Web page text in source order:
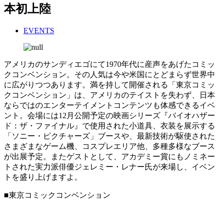
本初上陸
EVENTS
アメリカのサンディエゴにて1970年代に産声をあげたコミッ
クコンベンション。その人気は今や米国にとどまらず世界中
に広がりつつあります。満を持して開催される「東京コミッ
クコンベンション」は、アメリカのテイストを失わず、日本
ならではのエンターテイメントコンテンツも体感できるイベ
ント。会場には12月公開予定の映画シリーズ『バイオハザー
ド：ザ・ファイナル』で使用された小道具、衣装を展示する
「ソニー・ピクチャーズ」ブースや、最新技術が駆使された
さまざまなゲーム機、コスプレエリア他、多種多様なブース
が出展予定。またゲストとして、アカデミー賞にもノミネー
トされた実力派俳優ジェレミー・レナー氏が来場し、イベン
トを盛り上げますよ。
■東京コミックコンベンション